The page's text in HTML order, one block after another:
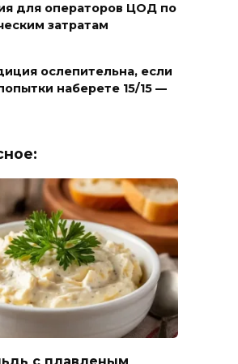
для операторов ЦОД по
затратам
ослепительна, если
наберете 15/15 —
с плавленым